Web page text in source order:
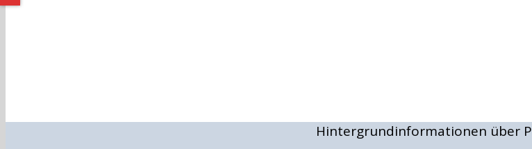
Hintergrundinformationen über